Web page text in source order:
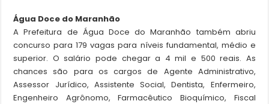
Água Doce do Maranhão
A Prefeitura de Água Doce do Maranhão também abriu
concurso para 179 vagas para níveis fundamental, médio e
superior. O salário pode chegar a 4 mil e 500 reais. As
chances são para os cargos de Agente Administrativo,
Assessor Jurídico, Assistente Social, Dentista, Enfermeiro,
Engenheiro Agrônomo, Farmacêutico Bioquímico, Fiscal